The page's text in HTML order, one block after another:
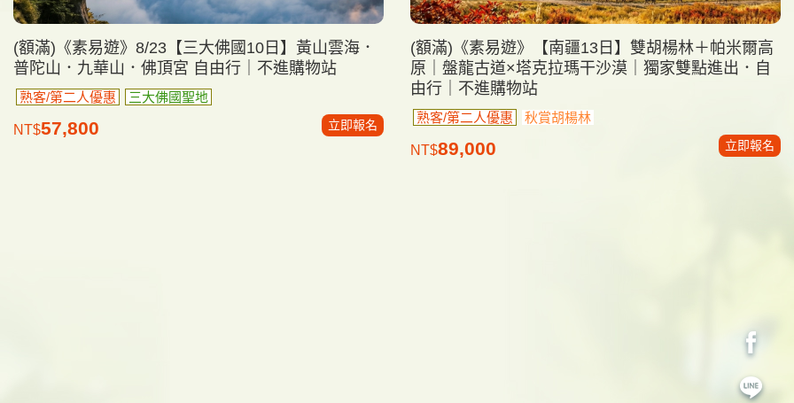
(額滿)《素易遊》8/23【三大佛國10日】黃山雲海．
普陀山．九華山．佛頂宮 自由行｜不進購物站
熟客/第二人優惠 三大佛國聖地
NT$57,800 立即報名
(額滿)《素易遊》【南疆13日】雙胡楊林＋帕米爾高
原｜盤龍古道×塔克拉瑪干沙漠｜獨家雙點進出．自
由行｜不進購物站
熟客/第二人優惠 秋賞胡楊林
NT$89,000 立即報名